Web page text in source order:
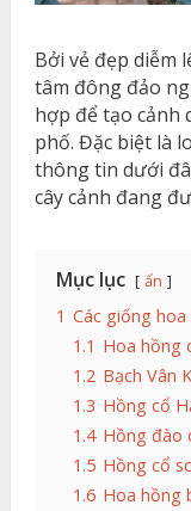
Bởi vẻ đẹp diễm
tâm đông đảo
hợp để tạo
phố. Đặc biệt là
thông tin dưới
cây cảnh đang
Mục lục ẩn
1 Các giống
1.1 Hoa hồng
1.2 Bạch Vân
1.3 Hồng cổ
1.4 Hồng đào
1.5 Hồng cổ
1.6 Hoa hồng